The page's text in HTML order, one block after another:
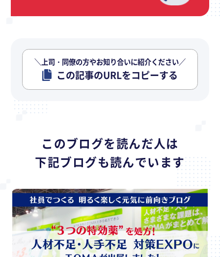
＼上司・同僚の方やお知り合いに紹介ください／
この記事のURLをコピーする
このブログを読んだ人は
下記ブログも読んでいます